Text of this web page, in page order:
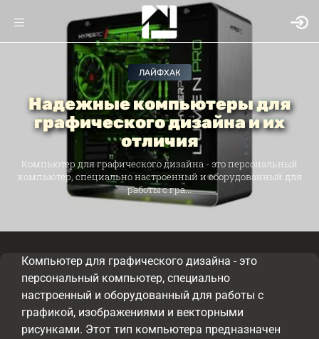
ЛАЙФХАК
Надежные компьютеры для
графического дизайна и их
отличия
Компьютер для графического дизайна - это персональный
компьютер, специально настроенный и оборудованный для
работы с гра...
Компьютер для графического дизайна - это
персональный компьютер, специально
настроенный и оборудованный для работы с
графикой, изображениями и векторными
рисунками. Этот тип компьютера предназначен